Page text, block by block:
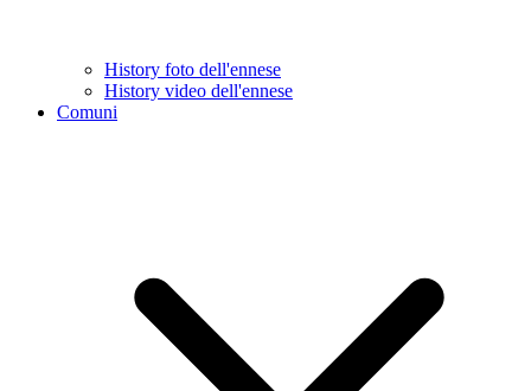
History foto dell'ennese
History video dell'ennese
Comuni